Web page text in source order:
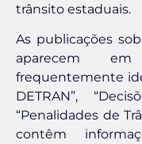
trânsito estaduais.
As publicações
aparecem em
frequentemente
DETRAN”,
“Penalidades de
contêm